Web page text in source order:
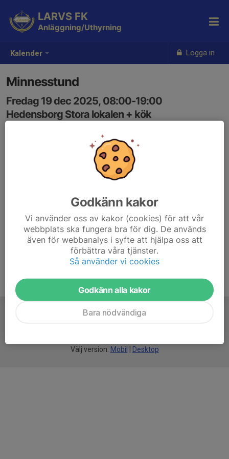
Kalender Logga in
LARVS FK
Anläggning/Uthyrning
Minnesstund
Fredag 19 dec 2025, 08:00-19:00
Hedensborg Stora lokalen + kök
Välj version: Mobil Desktop
Godkänn kakor
Vi använder oss av kakor (cookies) för att vår
webbplats ska fungera bra för dig. De används
även för webbanalys i syfte att hjälpa oss att
förbättra våra tjänster.
Så använder vi cookies
Godkänn alla kakor
Bara nödvändiga